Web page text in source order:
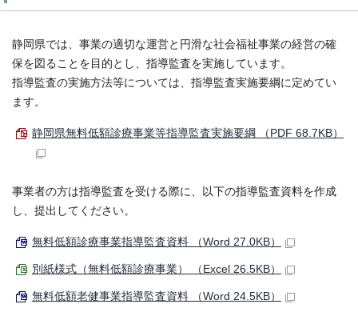
静岡県では、事業の適切な運営と円滑な社会福祉事業の経営の確
保を図ることを目的とし、指導監査を実施しています。
指導監査の実施方法等については、指導監査実施要綱に定めてい
ます。
静岡県無料低額診療事業等指導監査実施要綱 （PDF 68.7KB）
事業者の方は指導監査を受ける際に、以下の指導監査資料を作成
し、提出してください。
無料低額診療事業指導監査資料 （Word 27.0KB）
別紙様式（無料低額診療事業） （Excel 26.5KB）
無料低額老健事業指導監査資料 （Word 24.5KB）